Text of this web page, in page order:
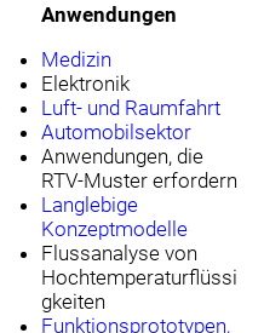
Anwendungen
Medizin
Elektronik
Luft- und Raumfahrt
Automobilsektor
Anwendungen, die
RTV-Muster erfordern
Langlebige
Konzeptmodelle
Flussanalyse von
Hochtemperaturflüssi
gkeiten
Funktionsprototypen,